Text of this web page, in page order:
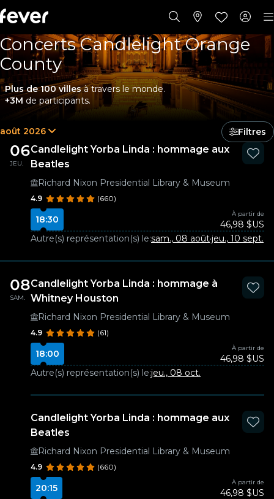
Concerts Candlelight Orange
County
Plus de 100 villesà travers le monde.
+3M de participants.
août 2026 Filtres
06
JEU.
Candlelight Yorba Linda : hommage aux
Beatles
Richard Nixon Presidential Library & Museum
4.9 (660)
18:30
À partir de
46,98 $US
Autre(s) représentation(s) le:sam., 08 août·jeu., 10 sept.
08
SAM.
Candlelight Yorba Linda : hommage à
Whitney Houston
Richard Nixon Presidential Library & Museum
4.9 (61)
18:00
À partir de
46,98 $US
Autre(s) représentation(s) le:jeu., 08 oct.
Candlelight Yorba Linda : hommage aux
Beatles
Richard Nixon Presidential Library & Museum
4.9 (660)
20:15
À partir de
46,98 $US